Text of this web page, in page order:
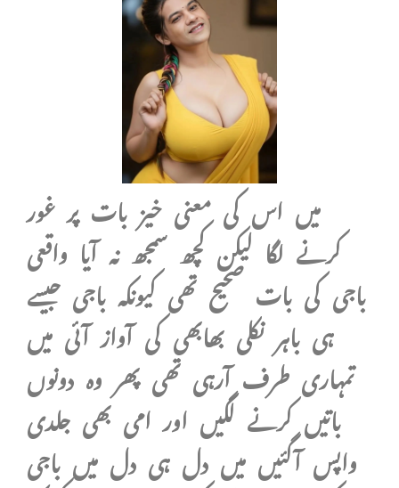
میں اس کی معنی خیز بات پر غور
کرنے لگا لیکن کچھ سمجھ نہ آیا واقعی
باجی کی بات صحیح تھی کیونکہ باجی جیسے
ہی باہر نکلی بھابھی کی آواز آئی میں
تمہاری طرف آرہی تھی پھر وہ دونوں
باتیں کرنے لگیں اور امی بھی جلدی
واپس آگئیں میں دل ہی دل میں باجی